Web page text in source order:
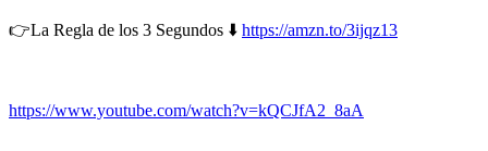
👉La Regla de los 3 Segundos ⬇️ https://amzn.to/3ijqz13
https://www.youtube.com/watch?v=kQCJfA2_8aA